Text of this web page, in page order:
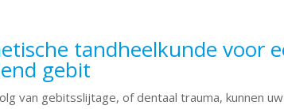
tandheelkunde voor
gebit
van gebitsslijtage, of dentaal trauma, kunnen